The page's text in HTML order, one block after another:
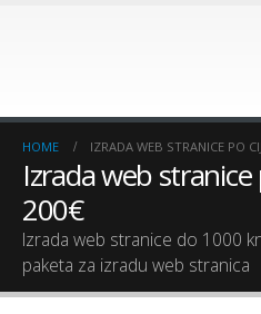
HOME IZRADA WEB STRANICE PO
Izrada web
200€
Izrada web stranice do 1000
paketa za izradu web stranica